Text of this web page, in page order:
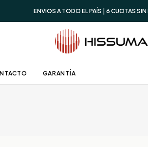
ENVIOS A TODO EL PAÍS | 6 CUOTAS SIN
GARANTÍA